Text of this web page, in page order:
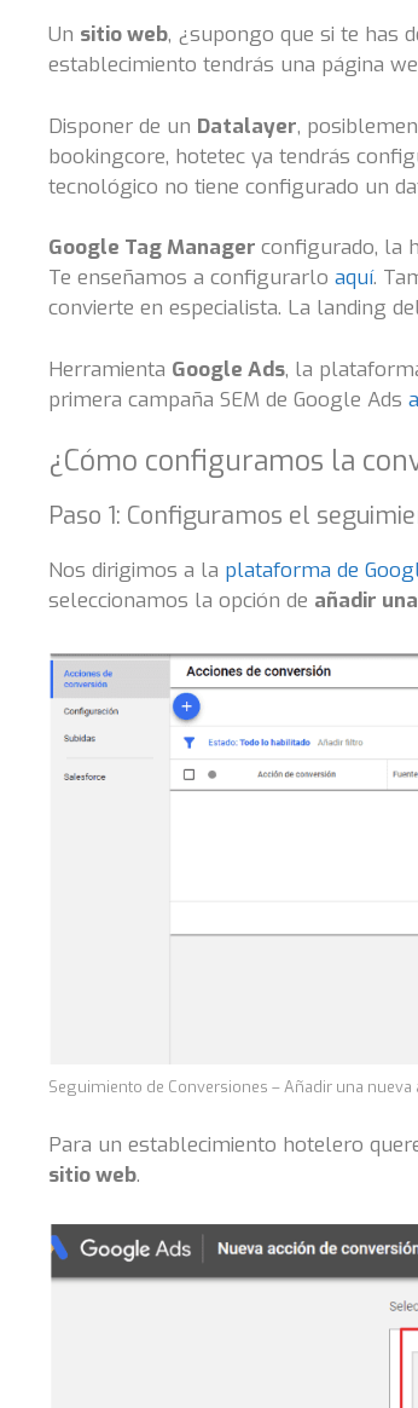
Un sitio web, ¿supongo que si te has
establecimiento tendrás una página
Disponer de un Datalayer,
bookingcore, hotetec ya tendrás
tecnológico no tiene configurado un
Google Tag Manager configurado, la
Te enseñamos a configurarlo aquí.
convierte en especialista. La landing
Herramienta Google Ads, la
primera campaña SEM de Google Ads
¿Cómo configuramos la
Paso 1: Configuramos el
Nos dirigimos a la plataforma de
seleccionamos la opción de añadir
Seguimiento de Conversiones – Añadir una
Para un establecimiento hotelero
sitio web.